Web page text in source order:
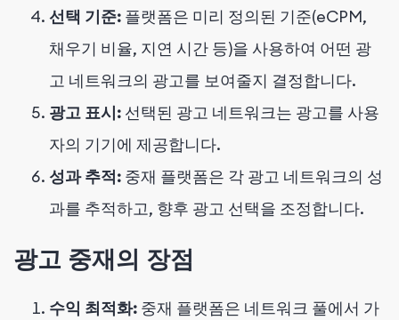
선택 기준: 플랫폼은 미리 정의된 기준(eCPM,
채우기 비율, 지연 시간 등)을 사용하여 어떤 광
고 네트워크의 광고를 보여줄지 결정합니다.
광고 표시: 선택된 광고 네트워크는 광고를 사용
자의 기기에 제공합니다.
성과 추적: 중재 플랫폼은 각 광고 네트워크의 성
과를 추적하고, 향후 광고 선택을 조정합니다.
광고 중재의 장점
수익 최적화: 중재 플랫폼은 네트워크 풀에서 가